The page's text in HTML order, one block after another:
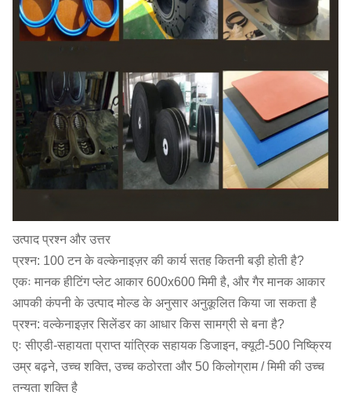
उत्पाद प्रश्न और उत्तर
प्रश्न: 100 टन के वल्केनाइज़र की कार्य सतह कितनी बड़ी होती है?
एकः मानक हीटिंग प्लेट आकार 600x600 मिमी है, और गैर मानक आकार
आपकी कंपनी के उत्पाद मोल्ड के अनुसार अनुकूलित किया जा सकता है
प्रश्न: वल्केनाइज़र सिलेंडर का आधार किस सामग्री से बना है?
एः सीएडी-सहायता प्राप्त यांत्रिक सहायक डिजाइन, क्यूटी-500 निष्क्रिय
उम्र बढ़ने, उच्च शक्ति, उच्च कठोरता और 50 किलोग्राम / मिमी की उच्च
तन्यता शक्ति है